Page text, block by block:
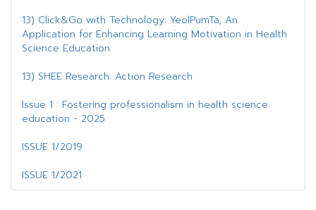
13) Click&Go with Technology: YeolPumTa, An
Application for Enhancing Learning Motivation in Health
Science Education
13) SHEE Research: Action Research
Issue 1 : Fostering professionalism in health science
education - 2025
ISSUE 1/2019
ISSUE 1/2021